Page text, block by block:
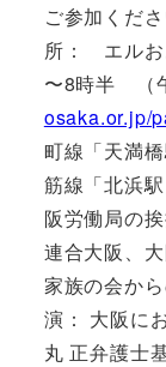
ご参加くだ
所： エル
〜8時半 （
osaka.or.jp/
町線「天満
筋線「北浜
阪労働局の
連合大阪、
家族の会か
演： 大阪に
丸 正弁護士